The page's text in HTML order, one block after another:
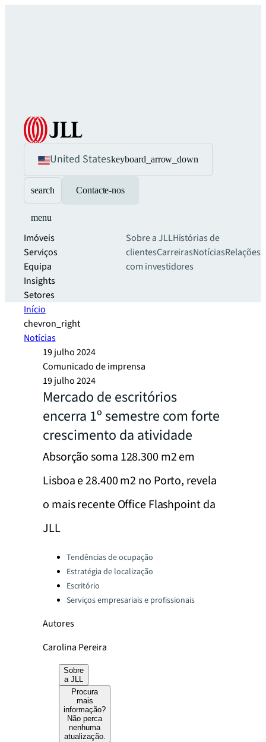
United Stateskeyboard_arrow_down
search Contacte-nos
menu
Imóveis
Serviços
Equipa
Insights
Setores
Sobre a JLLHistórias de
clientesCarreirasNotíciasRelações
com investidores
Início
chevron_right
Notícias
19 julho 2024
Comunicado de imprensa
19 julho 2024
Mercado de escritórios
encerra 1º semestre com forte
crescimento da atividade
Absorção soma 128.300 m2 em
Lisboa e 28.400 m2 no Porto, revela
o mais recente Office Flashpoint da
JLL
Categories:Tendências de ocupação
Estratégia de localização
Escritório
Serviços empresariais e profissionais
Autores
Carolina Pereira
Sobre
a JLL
Procura
mais
informação?
Não perca
nenhuma
atualização.